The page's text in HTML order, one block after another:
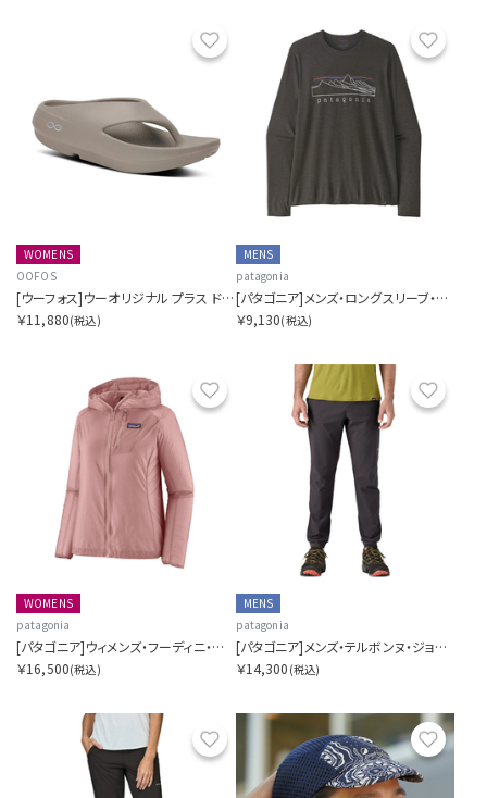
お気に入り
WOMENS
OOFOS
[ウーフォス]ウーオリジナル プラス ドリフトウッド
￥11,880(税込)
MENS
patagonia
[パタゴニア]メンズ・ロングスリーブ・キャプリーン・クール・トレイル・シャツ（ストラタピークス）
￥9,130(税込)
お気に入り
WOMENS
patagonia
[パタゴニア]ウィメンズ・フーディニ・ジャケット
￥16,500(税込)
MENS
patagonia
[パタゴニア]メンズ・テルボンヌ・ジョガーズ
￥14,300 (税込)
お気に入り お気